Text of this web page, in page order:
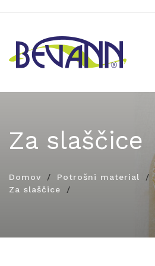
Za slaščice
Domov Potrošni material
Za slaščice